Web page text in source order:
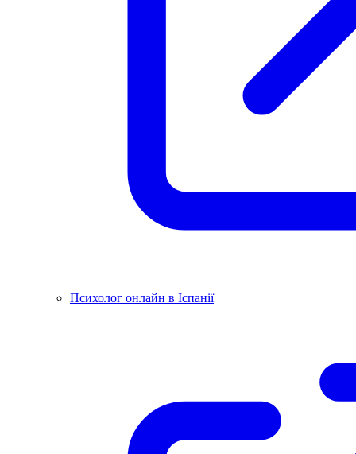
Психолог онлайн в Іспанії